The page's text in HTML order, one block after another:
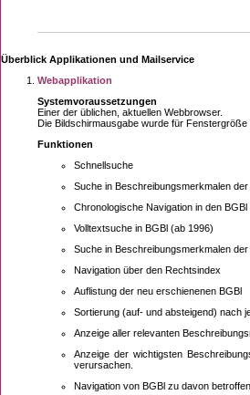
Überblick Applikationen und Mailservice
Webapplikation
Systemvoraussetzungen
Einer der üblichen, aktuellen Webbrowser.
Die Bildschirmausgabe wurde für
Funktionen
Schnellsuche
Suche in Beschreibungsmerkmalen
Chronologische Navigation in den BGBl
Volltextsuche in BGBl (ab 1996)
Suche in Beschreibungsmerkmalen
Navigation über den Rechtsindex
Auflistung der neu erschienenen BGBl
Sortierung (auf- und absteigend) nach
Anzeige aller relevanten
Anzeige der wichtigsten
verursachen.
Navigation von BGBl zu davon